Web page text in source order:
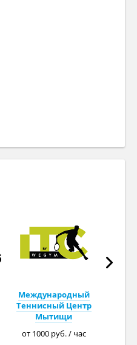
Международный
Теннисный Центр
Мытищи
от 1000 руб. / час